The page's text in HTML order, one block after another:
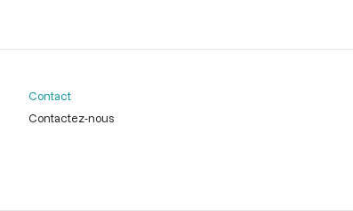
Contact
Contactez-nous